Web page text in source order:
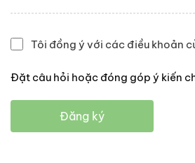
Tôi đồng ý với các điều khoản
Đặt câu hỏi hoặc đóng góp ý kiến
Đăng ký